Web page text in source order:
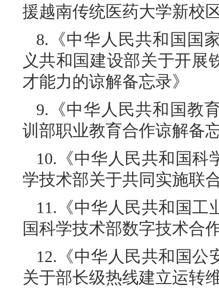
援越南传统医药大学新校
8.《中华人民共和国国
义共和国建设部关于开展
才能力的谅解备忘录》
9.《中华人民共和国教
训部职业教育合作谅解备
10.《中华人民共和国科
学技术部关于共同实施联
11.《中华人民共和国工
国科学技术部数字技术合
12.《中华人民共和国公
关于部长级热线建立运转